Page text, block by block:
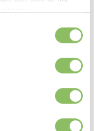
tjänster.
underlaget. Finns i alla